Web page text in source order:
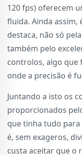
120 fps) oferecem
fluida. Ainda assim,
destaca, não só
também pelo
controlos, algo que
onde a precisão é
Juntando a isto os
proporcionados
que tinha tudo
é, sem exageros,
custa aceitar que o